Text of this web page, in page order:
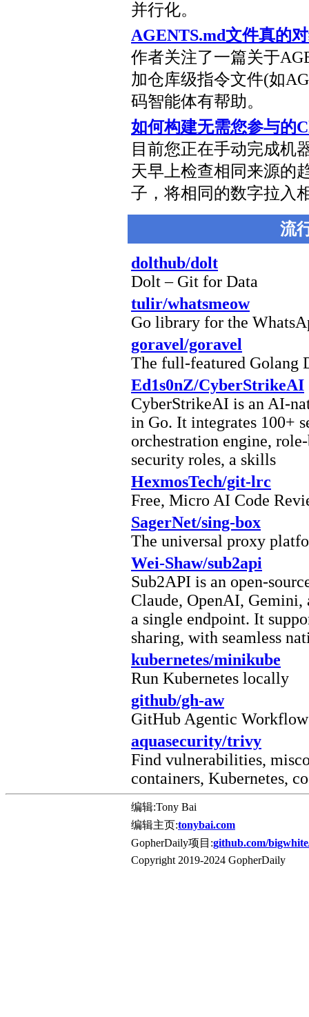
并行化。
AGENTS.md文件真的
作者关注了一篇关于
加仓库级指令文件(如
码智能体有帮助。
如何构建无需您参与的
目前您正在手动完成机
天早上检查相同来源的
子，将相同的数字拉入
流
dolthub/dolt
Dolt – Git for Data
tulir/whatsmeow
Go library for the
goravel/goravel
The full-featured Golang
Ed1s0nZ/CyberStrikeAI
CyberStrikeAI is an AI-
in Go. It integrates 100+
orchestration engine,
security roles, a skills
HexmosTech/git-lrc
Free, Micro AI Code
SagerNet/sing-box
The universal proxy
Wei-Shaw/sub2api
Sub2API is an open-
Claude, OpenAI,
a single endpoint. It
sharing, with seamless
kubernetes/minikube
Run Kubernetes locally
github/gh-aw
GitHub Agentic
aquasecurity/trivy
Find vulnerabilities,
containers, Kubernetes,
编辑:Tony Bai
编辑主页:tonybai.com
GopherDaily项目:github.com/
Copyright 2019-2024 GopherDaily